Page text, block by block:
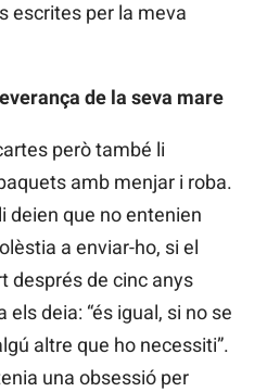
escrites per la meva
de la seva mare
però també li
amb menjar i roba.
deien que no entenien
a enviar-ho, si el
després de cinc anys
els deia: “és igual, si no se
altre que ho necessiti”.
una obsessió per